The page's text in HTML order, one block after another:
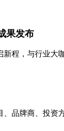
果发布
程，与行业
品牌商、投